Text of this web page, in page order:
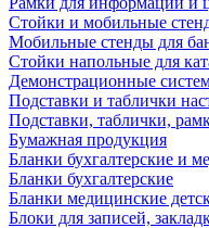
Стойки и мобильные
Мобильные стенды для
Стойки напольные для
Демонстрационные
Подставки и таблички
Подставки, таблички,
Бумажная продукция
Бланки бухгалтерские и
Бланки бухгалтерские
Бланки медицинские
Блоки для записей,